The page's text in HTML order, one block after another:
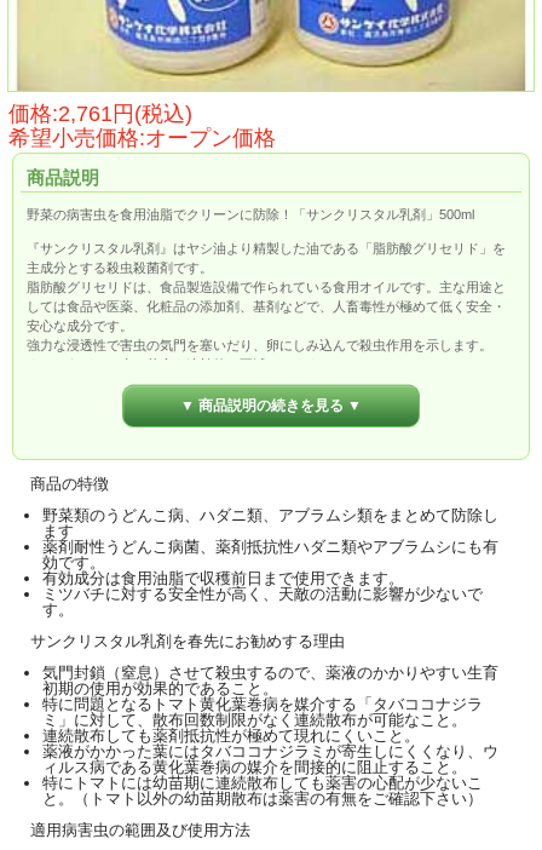
価格:2,761円(税込)
希望小売価格:オープン価格
商品説明
野菜の病害虫を食用油脂でクリーンに防除！「サンクリスタル乳剤」500ml
『サンクリスタル乳剤』はヤシ油より精製した油である「脂肪酸グリセリド」を
主成分とする殺虫殺菌剤です。
脂肪酸グリセリドは、食品製造設備で作られている食用オイルです。主な用途と
しては食品や医薬、化粧品の添加剤、基剤などで、人畜毒性が極めて低く安全・
安心な成分です。
強力な浸透性で害虫の気門を塞いだり、卵にしみ込んで殺虫作用を示します。
また、うどんこ病の菌糸を速効的に死滅させます。
▼ 商品説明の続きを見る ▼
商品の特徴
野菜類のうどんこ病、ハダニ類、アブラムシ類をまとめて防除し
ます
薬剤耐性うどんこ病菌、薬剤抵抗性ハダニ類やアブラムシにも有
効です。
有効成分は食用油脂で収穫前日まで使用できます。
ミツバチに対する安全性が高く、天敵の活動に影響が少ないで
す。
サンクリスタル乳剤を春先にお勧めする理由
気門封鎖（窒息）させて殺虫するので、薬液のかかりやすい生育
初期の使用が効果的であること。
特に問題となるトマト黄化葉巻病を媒介する「タバココナジラ
ミ」に対して、散布回数制限がなく連続散布が可能なこと。
連続散布しても薬剤抵抗性が極めて現れにくいこと。
薬液がかかった葉にはタバココナジラミが寄生しにくくなり、ウ
ィルス病である黄化葉巻病の媒介を間接的に阻止すること。
特にトマトには幼苗期に連続散布しても薬害の心配が少ないこ
と。（トマト以外の幼苗期散布は薬害の有無をご確認下さい）
適用病害虫の範囲及び使用方法